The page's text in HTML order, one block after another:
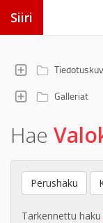
Siiri
Galleriat
Hae
Perushaku
Tarkennettu haku